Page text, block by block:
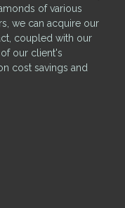
of various
we can acquire our
coupled with our
our client's
cost savings and